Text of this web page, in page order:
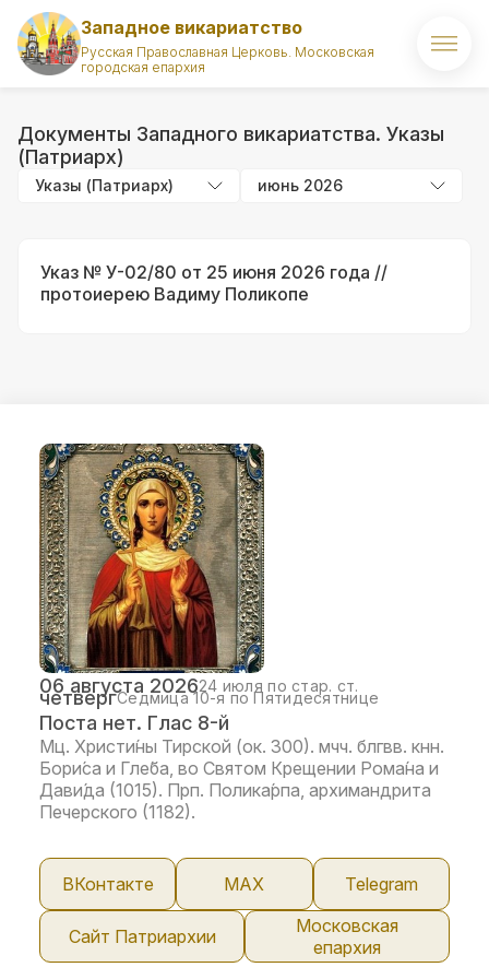
Западное викариатство
Русская Православная Церковь. Московская
городская епархия
О викариатстве
Правящий архиерей
Храмы
Комиссии викариатства
Документы
Документы Западного викариатства. Указы
(Патриарх)
Указы (Патриарх) июнь 2026
Указ № У-02/80 от 25 июня 2026 года //
протоиерею Вадиму Поликопе
06 августа 202624 июля по стар. ст.
четвергСедмица 10-я по Пятидесятнице
Поста нет. Глас 8-й
Мц. Христи́ны Тирской (ок. 300). мчч. блгвв. кнн.
Бори́са и Гле́ба, во Святом Крещении Рома́на и
Дави́да (1015). Прп. Полика́рпа, архимандрита
Печерского (1182).
ВКонтакте МАX Telegram
Сайт Патриархии
Московская
епархия